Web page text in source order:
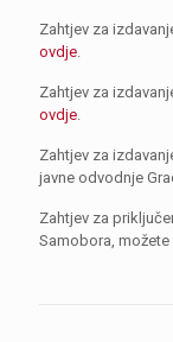
Zahtjev za
ovdje.
Zahtjev za
ovdje.
Zahtjev za
javne odvodnje
Zahtjev za
Samobora, možete